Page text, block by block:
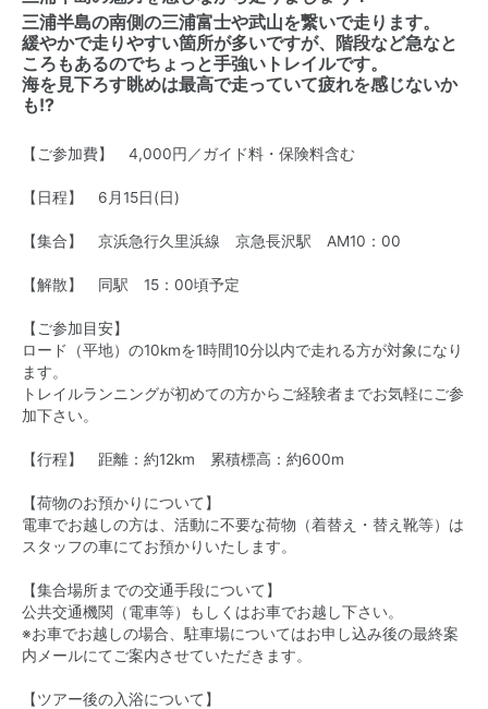
三浦半島の南側の三浦富士や武山を繋いで走ります。
緩やかで走りやすい箇所が多いですが、階段など急なと
ころもあるのでちょっと手強いトレイルです。
海を見下ろす眺めは最高で走っていて疲れを感じないか
も!?
【ご参加費】 4,000円／ガイド料・保険料含む
【日程】 6月15日(日)
【集合】 京浜急行久里浜線 京急長沢駅 AM10：00
【解散】 同駅 15：00頃予定
【ご参加目安】
ロード（平地）の10kmを1時間10分以内で走れる方が対象になり
ます。
トレイルランニングが初めての方からご経験者までお気軽にご参
加下さい。
【行程】 距離：約12km 累積標高：約600m
【荷物のお預かりについて】
電車でお越しの方は、活動に不要な荷物（着替え・替え靴等）は
スタッフの車にてお預かりいたします。
【集合場所までの交通手段について】
公共交通機関（電車等）もしくはお車でお越し下さい。
※お車でお越しの場合、駐車場についてはお申し込み後の最終案
内メールにてご案内させていただきます。
【ツアー後の入浴について】